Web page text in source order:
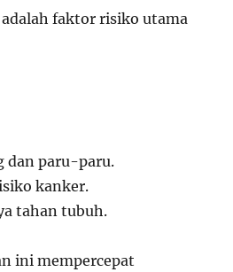
faktor risiko utama
dan paru-paru.
kanker.
tahan tubuh.
ini mempercepat